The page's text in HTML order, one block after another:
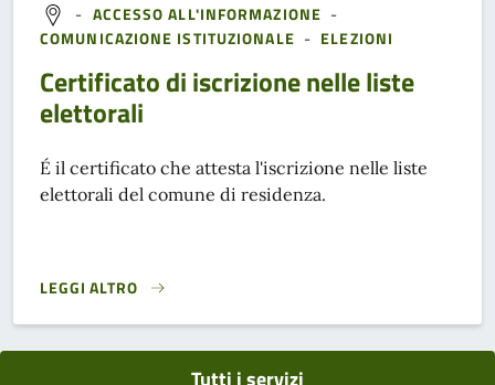
- ACCESSO ALL'INFORMAZIONE -
COMUNICAZIONE ISTITUZIONALE - ELEZIONI
Certificato di iscrizione nelle liste
elettorali
É il certificato che attesta l'iscrizione nelle liste
elettorali del comune di residenza.
LEGGI ALTRO
CERTIFICATO DI ISCRIZIONE NELLE LISTE ELETTORALI}